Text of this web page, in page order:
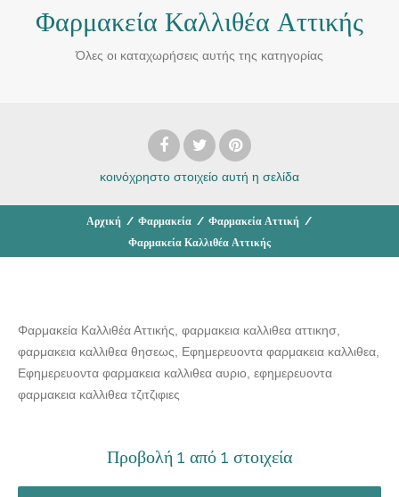
Φαρμακεία Καλλιθέα Αττικής
Όλες οι καταχωρήσεις αυτής της κατηγορίας
κοινόχρηστο στοιχείο αυτή η σελίδα
Αρχική / Φαρμακεία / Φαρμακεία Αττική /
Φαρμακεία Καλλιθέα Αττικής
Φαρμακεία Καλλιθέα Αττικής, φαρμακεια καλλιθεα αττικησ,
φαρμακεια καλλιθεα θησεως, Εφημερευοντα φαρμακεια καλλιθεα,
Εφημερευοντα φαρμακεια καλλιθεα αυριο, εφημερευοντα
φαρμακεια καλλιθεα τζιτζιφιες
Προβολή 1 από 1 στοιχεία